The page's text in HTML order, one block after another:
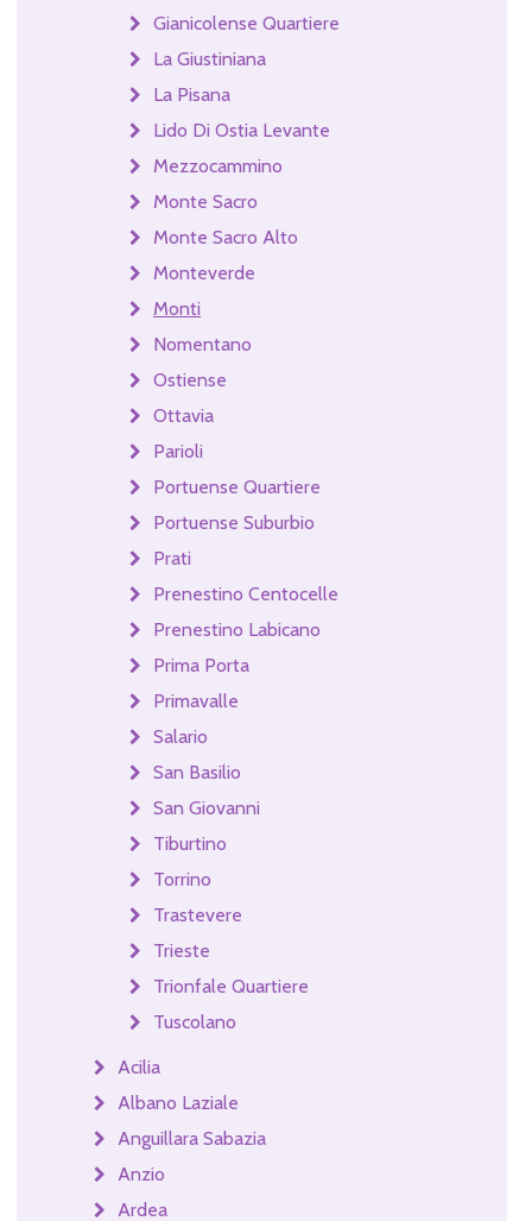
Gianicolense Quartiere
La Giustiniana
La Pisana
Lido Di Ostia Levante
Mezzocammino
Monte Sacro
Monte Sacro Alto
Monteverde
Monti
Nomentano
Ostiense
Ottavia
Parioli
Portuense Quartiere
Portuense Suburbio
Prati
Prenestino Centocelle
Prenestino Labicano
Prima Porta
Primavalle
Salario
San Basilio
San Giovanni
Tiburtino
Torrino
Trastevere
Trieste
Trionfale Quartiere
Tuscolano
Acilia
Albano Laziale
Anguillara Sabazia
Anzio
Ardea